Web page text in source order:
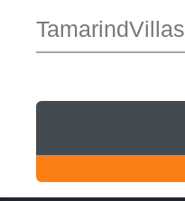
TamarindVillas